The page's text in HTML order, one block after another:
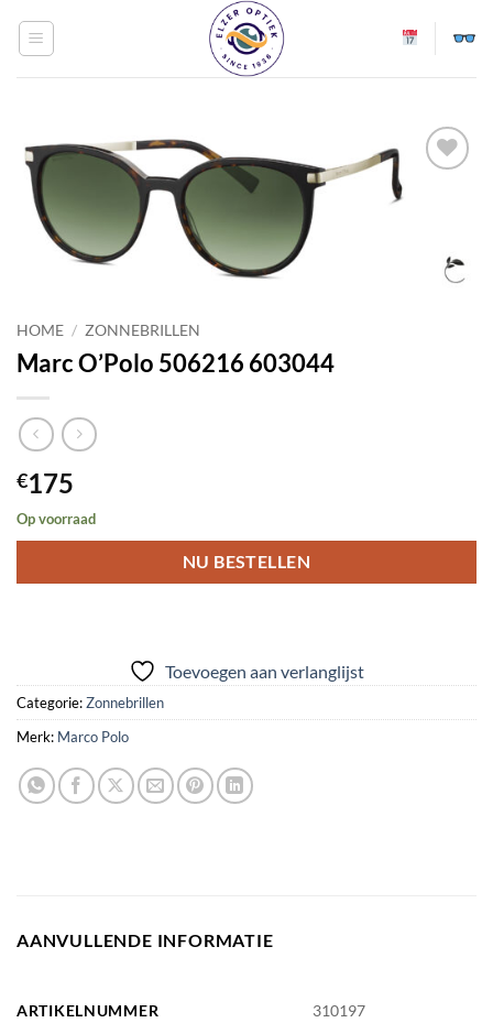
naar
Toevoegen
HOME / ZONNEBRILLEN
Marc O’Polo 506216 603044
€175
Op voorraad
NU BESTELLEN
Toevoegen aan verlanglijst
Categorie:Zonnebrillen
Merk: Marco Polo
AANVULLENDE INFORMATIE
ARTIKELNUMMER 310197